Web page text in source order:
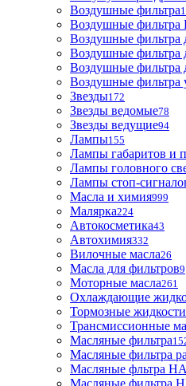
Воздушные фильтра
Воздушные
Воздушные фильтра
Воздушные фильтра
Воздушные фильтра
Воздушные фильтра
Звезды172
Звезды ведомые78
Звезды ведущие94
Лампы155
Лампы габаритов и
Лампы головного
Лампы стоп-
Масла и химия999
Малярка224
Автокосметика43
Автохимия332
Вилочные масла26
Масла для фильтров9
Моторные масла261
Охлаждающие
Тормозные жидкости
Трансмиссионные
Масляные фильтра
Масляные фильтра
Масляные фльтра
Масляные фильтра